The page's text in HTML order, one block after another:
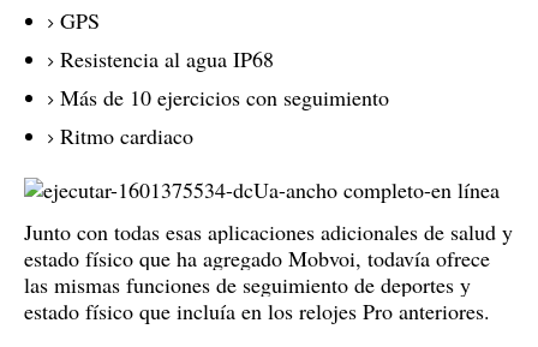
GPS
Resistencia al agua IP68
Más de 10 ejercicios con seguimiento
Ritmo cardiaco
Junto con todas esas aplicaciones adicionales de salud y
estado físico que ha agregado Mobvoi, todavía ofrece
las mismas funciones de seguimiento de deportes y
estado físico que incluía en los relojes Pro anteriores.